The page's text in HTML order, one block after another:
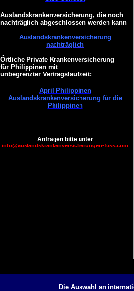
Auslandskrankenversicherung, die noch
nachträglich abgeschlossen werden kann
Auslandskrankenversicherung
nachträglich
Örtliche Private Krankenversicherung
für Philippinen mit
unbegrenzter Vertragslaufzeit:
April Philippinen
Auslandskrankenversicherung für die
Philippinen
Anfragen bitte unter
info@auslandskrankenversicherungen-fuss.com
Die Auswahl an